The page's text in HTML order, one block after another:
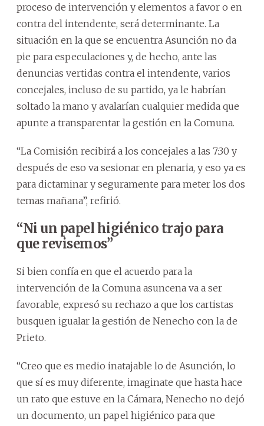
proceso de intervención y elementos a favor o en
contra del intendente, será determinante. La
situación en la que se encuentra Asunción no da
pie para especulaciones y, de hecho, ante las
denuncias vertidas contra el intendente, varios
concejales, incluso de su partido, ya le habrían
soltado la mano y avalarían cualquier medida que
apunte a transparentar la gestión en la Comuna.
“La Comisión recibirá a los concejales a las 7:30 y
después de eso va sesionar en plenaria, y eso ya es
para dictaminar y seguramente para meter los dos
temas mañana”, refirió.
“Ni un papel higiénico trajo para
que revisemos”
Si bien confía en que el acuerdo para la
intervención de la Comuna asuncena va a ser
favorable, expresó su rechazo a que los cartistas
busquen igualar la gestión de Nenecho con la de
Prieto.
“Creo que es medio inatajable lo de Asunción, lo
que sí es muy diferente, imaginate que hasta hace
un rato que estuve en la Cámara, Nenecho no dejó
un documento, un papel higiénico para que